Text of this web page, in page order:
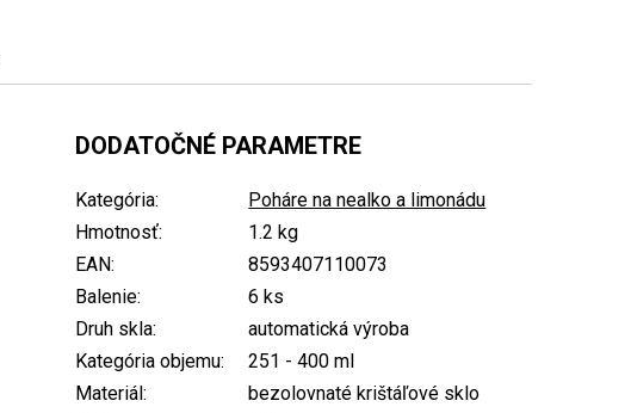
DODATOČNÉ PARAMETRE
Kategória:
Poháre na nealko a limonádu
Hmotnosť:
1.2 kg
EAN:
8593407110073
Balenie:
6 ks
Druh skla:
automatická výroba
Kategória objemu:
251 - 400 ml
Materiál:
bezolovnaté krištáľové sklo